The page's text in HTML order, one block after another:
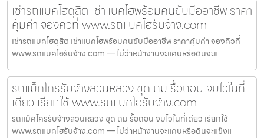
เช่ารถแบคโฮดุสิต เช่าแบคโฮพร้อมคนขับมืออาชีพ ราคา
คุ้มค่า จองคิวที่ www.รถแบคโฮรับจ้าง.com
เช่ารถแบคโฮดุสิต เช่าแบคโฮพร้อมคนขับมืออาชีพ ราคาคุ้มค่า จองคิวที่
www.รถแบคโฮรับจ้าง.com — ไม่ว่าหน้างานจะแคบหรือดินจะแ
รถแม็คโครรับจ้างสวนหลวง ขุด ถม รื้อถอน จบไวในที่
เดียว เรียกใช้ www.รถแบคโฮรับจ้าง.com
รถแม็คโครรับจ้างสวนหลวง ขุด ถม รื้อถอน จบไวในที่เดียว เรียกใช้
www.รถแบคโฮรับจ้าง.com — ไม่ว่าหน้างานจะแคบหรือดินจะแข็งแ